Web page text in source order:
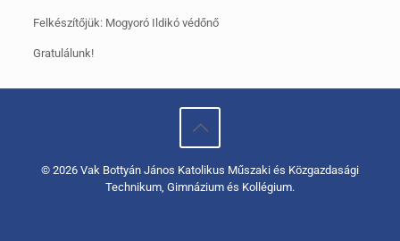
Felkészítőjük: Mogyoró Ildikó védőnő
Gratulálunk!
© 2026 Vak Bottyán János Katolikus Műszaki és Közgazdasági
Technikum, Gimnázium és Kollégium.